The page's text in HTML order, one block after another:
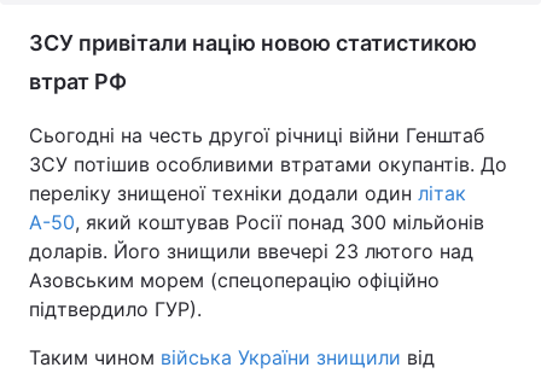
ЗСУ привітали націю новою статистикою
втрат РФ
Сьогодні на честь другої річниці війни Генштаб
ЗСУ потішив особливими втратами окупантів. До
переліку знищеної техніки додали один літак
А-50, який коштував Росії понад 300 мільйонів
доларів. Його знищили ввечері 23 лютого над
Азовським морем (спецоперацію офіційно
підтвердило ГУР).
Таким чином війська України знищили від